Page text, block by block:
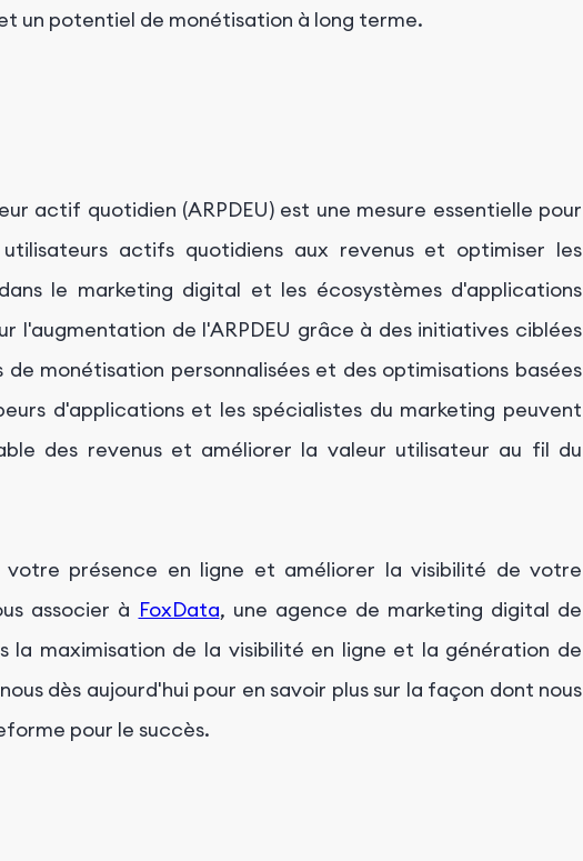
un potentiel de monétisation à long terme.
actif quotidien (ARPDEU) est une mesure essentielle pour
actifs quotidiens aux revenus et optimiser les
le marketing digital et les écosystèmes d'applications
l'augmentation de l'ARPDEU grâce à des initiatives ciblées
monétisation personnalisées et des optimisations basées
d'applications et les spécialistes du marketing peuvent
des revenus et améliorer la valeur utilisateur au fil du
votre présence en ligne et améliorer la visibilité de votre
associer à FoxData, une agence de marketing digital de
la maximisation de la visibilité en ligne et la génération de
dès aujourd'hui pour en savoir plus sur la façon dont nous
pour le succès.